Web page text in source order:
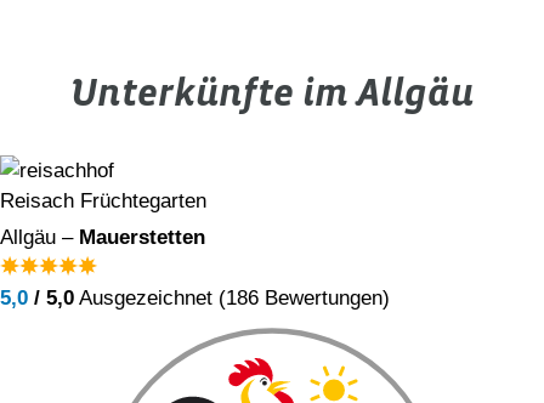
Unterkünfte im Allgäu
Reisach Früchtegarten
Allgäu – Mauerstetten
5,0 / 5,0 Ausgezeichnet (186 Bewertungen)